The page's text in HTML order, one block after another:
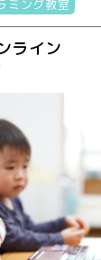
ミング教室
ライン